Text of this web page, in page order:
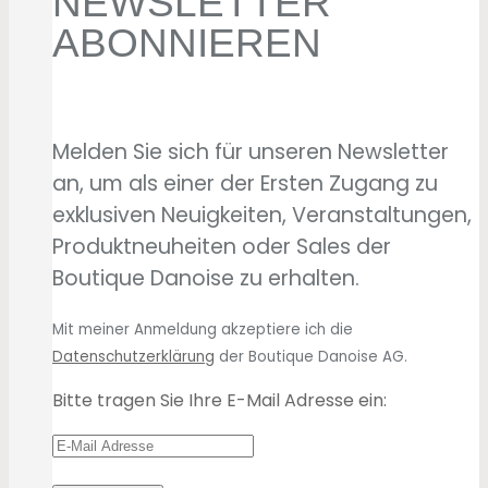
ABONNIEREN
Melden Sie sich für unseren Newsletter
an, um als einer der Ersten Zugang zu
exklusiven Neuigkeiten, Veranstaltungen,
Produktneuheiten oder Sales der
Boutique Danoise zu erhalten.
Mit meiner Anmeldung akzeptiere ich die
Datenschutzerklärung der Boutique Danoise AG.
Bitte tragen Sie Ihre E-Mail Adresse ein: